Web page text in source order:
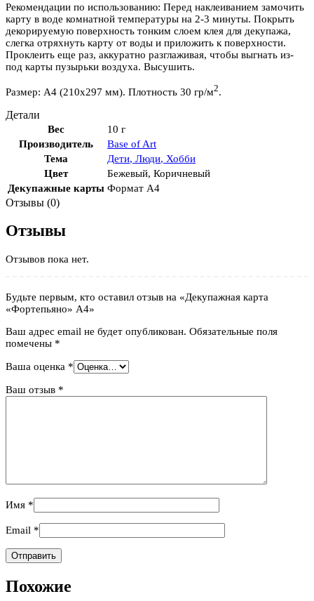
Рекомендации по использованию: Перед наклеиванием замочить
карту в воде комнатной температуры на 2-3 минуты. Покрыть
декорируемую поверхность тонким слоем клея для декупажа,
слегка отряхнуть карту от воды и приложить к поверхности.
Проклеить еще раз, аккуратно разглаживая, чтобы выгнать из-
под карты пузырьки воздуха. Высушить.
Размер: А4 (210х297 мм). Плотность 30 гр/м2.
Детали
Вес
10 г
Производитель
Base of Art
Тема
Дети, Люди, Хобби
Цвет
Бежевый, Коричневый
Декупажные карты Формат А4
Отзывы (0)
Отзывы
Отзывов пока нет.
Будьте первым, кто оставил отзыв на «Декупажная карта
«Фортепьяно» А4»
Ваш адрес email не будет опубликован. Обязательные поля
помечены *
Ваша оценка *
Ваш отзыв *
Имя *
Email *
Похожие